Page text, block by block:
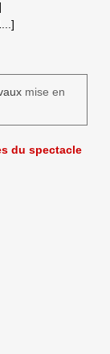
...]
mise en
du spectacle